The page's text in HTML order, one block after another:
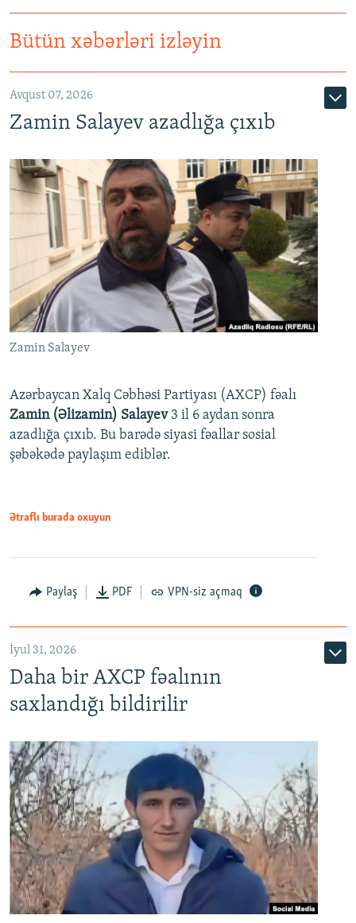
Bütün xəbərləri izləyin
Avqust 07, 2026
Zamin Salayev azadlığa çıxıb
Zamin Salayev
Azərbaycan Xalq Cəbhəsi Partiyası (AXCP) fəalı
Zamin (Əlizamin) Salayev 3 il 6 aydan sonra
azadlığa çıxıb. Bu barədə siyasi fəallar sosial
şəbəkədə paylaşım ediblər.
Ətraflı burada oxuyun
Paylaş PDF VPN-siz açmaq
İyul 31, 2026
Daha bir AXCP fəalının
saxlandığı bildirilir